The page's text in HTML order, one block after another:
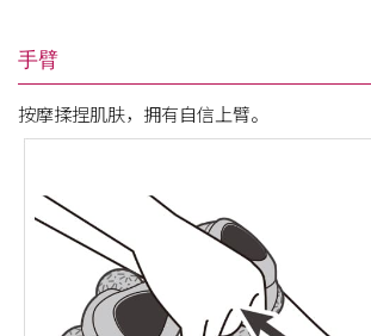
手臂
按摩揉捏肌肤，拥有自信上臂。